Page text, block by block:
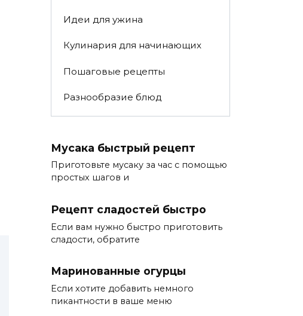
Идеи для ужина
Кулинария для начинающих
Пошаговые рецепты
Разнообразие блюд
Мусака быстрый рецепт
Приготовьте мусаку за час с помощью
простых шагов и
Рецепт сладостей быстро
Если вам нужно быстро приготовить
сладости, обратите
Маринованные огурцы
Если хотите добавить немного
пикантности в ваше меню